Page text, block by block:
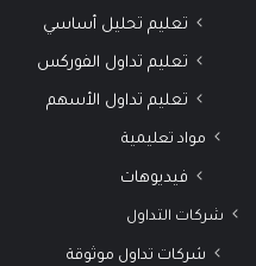
تعليم تحليل أساسي
تعليم تداول الفوركس
تعليم تداول الأسهم
مواد تعليمية
فيديوهات
شركات التداول
شركات تداول موثوقة